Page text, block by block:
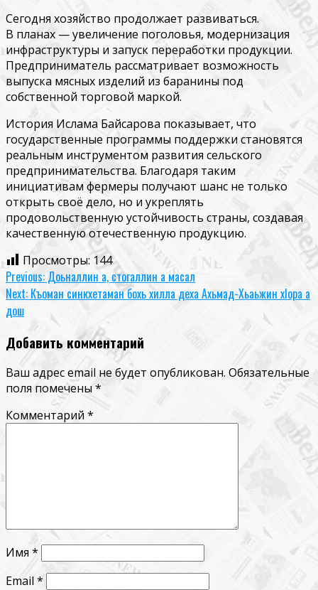
Сегодня хозяйство продолжает развиваться.
В планах — увеличение поголовья, модернизация
инфраструктуры и запуск переработки продукции.
Предприниматель рассматривает возможность
выпуска мясных изделий из баранины под
собственной торговой маркой.
История Ислама Байсарова показывает, что
государственные программы поддержки становятся
реальным инструментом развития сельского
предпринимательства. Благодаря таким
инициативам фермеры получают шанс не только
открыть своё дело, но и укреплять
продовольственную устойчивость страны, создавая
качественную отечественную продукцию.
Просмотры: 144
Continue
Reading
Previous: Доьналлин а, стогаллин а масал
Next: Къоман синкхетаман бохь хилла деха Ахьмад-Хьаьжин хIора а
дош
Добавить комментарий
Ваш адрес email не будет опубликован. Обязательные
поля помечены*
Комментарий *
Имя*
Email *